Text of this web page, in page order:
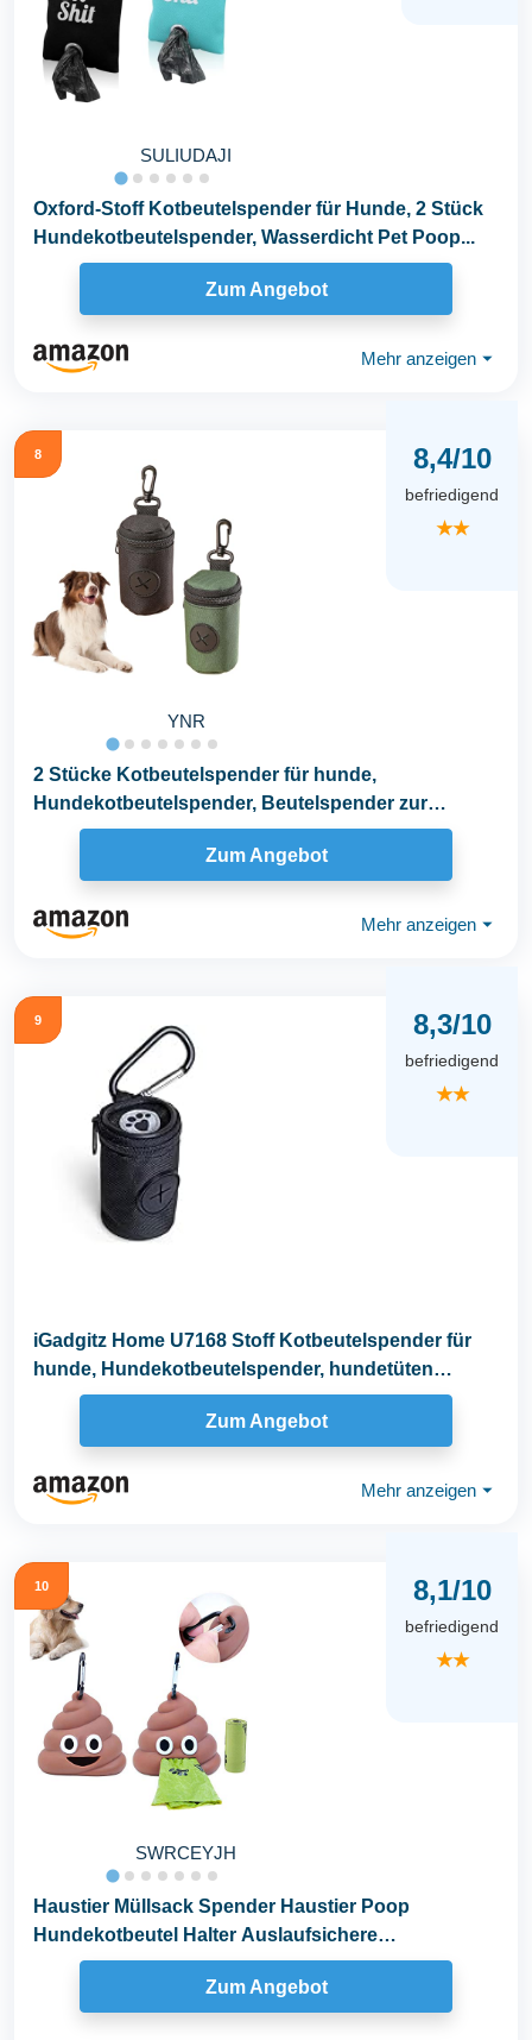
SULIUDAJI
Oxford-Stoff Kotbeutelspender für Hunde, 2 Stück
Hundekotbeutelspender, Wasserdicht Pet Poop...
Zum Angebot
Mehr anzeigen ⏷
8
YNR
8,4/10
befriedigend
★★
2 Stücke Kotbeutelspender für hunde,
Hundekotbeutelspender, Beutelspender zur
Befestigung an der...
Zum Angebot
Mehr anzeigen ⏷
9 8,3/10
befriedigend
★★
iGadgitz Home U7168 Stoff Kotbeutelspender für
hunde, Hundekotbeutelspender, hundetüten
spender...
Zum Angebot
Mehr anzeigen ⏷
10
SWRCEYJH
8,1/10
befriedigend
★★
Haustier Müllsack Spender Haustier Poop
Hundekotbeutel Halter Auslaufsichere
Kotbeutelspender...
Zum Angebot